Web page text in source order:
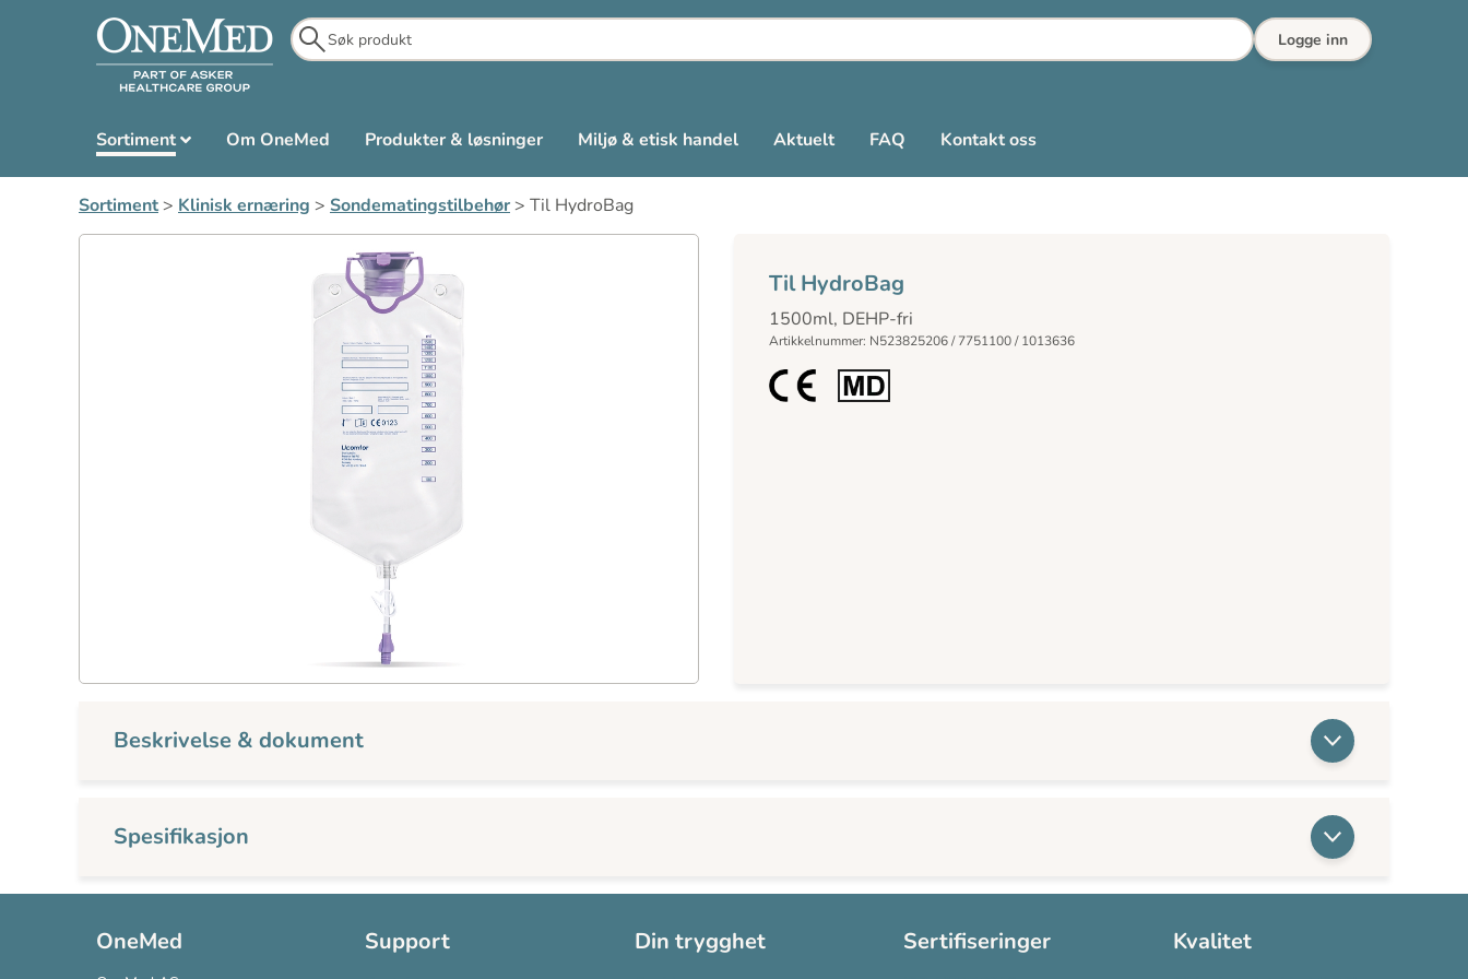
Logge inn
Sortiment Om OneMed Produkter & løsninger Miljø & etisk handel Aktuelt FAQ Kontakt oss
Sortiment> Klinisk ernæring > Sondematingstilbehør> Til HydroBag
Til HydroBag
1500ml, DEHP-fri
Artikkelnummer: N523825206 / 7751100 / 1013636
Beskrivelse & dokument
Spesifikasjon
OneMed Support Din trygghet Sertifiseringer Kvalitet